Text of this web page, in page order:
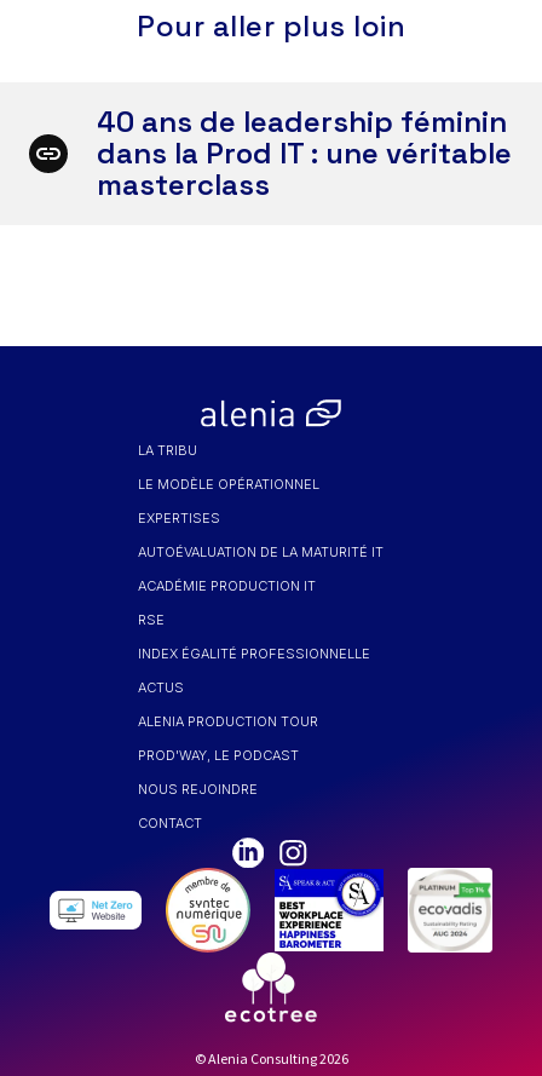
Pour aller plus loin
40 ans de leadership féminin
dans la Prod IT : une véritable
masterclass
LA TRIBU
LE MODÈLE OPÉRATIONNEL
EXPERTISES
AUTOÉVALUATION DE LA MATURITÉ IT
ACADÉMIE PRODUCTION IT
RSE
INDEX ÉGALITÉ PROFESSIONNELLE
ACTUS
ALENIA PRODUCTION TOUR
PROD'WAY, LE PODCAST
NOUS REJOINDRE
CONTACT
© Alenia Consulting 2026